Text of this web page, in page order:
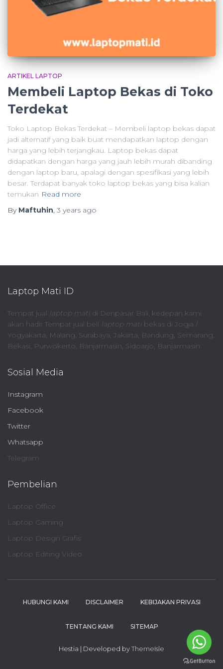
ARTIKEL LAPTOP
Membeli Laptop Bekas di Toko
Terdekat
Toko Laptop Bekas Terdekat – Membeli laptop bekas dapat
jadi alternatif yang baik buat mendapatkan laptop dengan
harga yang lebih terjangkau. Laptop bekas dapat
didapatkan dengan harga yang jauh lebih murah dibanding
dengan laptop baru, apalagi dengan spesifikasi yang lebih
besar. Terdapat banyak toko laptop bekas yang bisa kalian
temukan Read more
By Maftuhin, 3 years ago
Laptop Mati ID
Tempat jual laptop matidi Denpasar Bali, kedepan kami
akan hadir Tempat jual beli laptop matibekas di Jogja /
Yogyakarta, Malang, Surabaya, Jakarta, Bandung, Semarang,
Bekasi, Purwokerto, Banjarmasin, Sidoarjo, Banjarmasin.
Sosial Media
Instagram
Facebook
Twitter
Whatsapp
Telegram
Pembelian
Laptop Office
Laptop Gaming
Laptop Design Grafis
Laptop Editing Video
HUBUNGI KAMI DISCLAIMER KEBIJAKAN PRIVASI
TENTANG KAMI SITEMAP
Hestia | Developed byThemeIsle